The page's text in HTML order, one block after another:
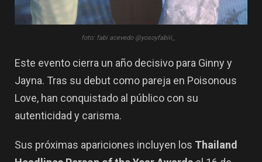
foto: fabi acevedo @yosoyfabiii_
Este evento cierra un año decisivo para Ginny y
Jayna. Tras su debut como pareja en Poisonous
Love, han conquistado al público con su
autenticidad y carisma.
Sus próximas apariciones incluyen los Thailand